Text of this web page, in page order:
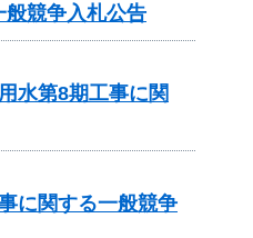
競争入札公告
水第8期工事に関
に関する一般競争